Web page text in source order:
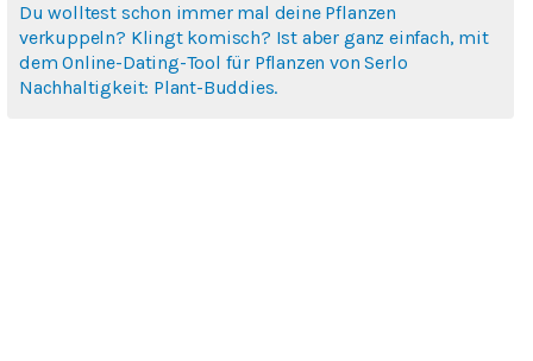
Du wolltest schon immer mal deine Pflanzen
verkuppeln? Klingt komisch? Ist aber ganz einfach, mit
dem Online-Dating-Tool für Pflanzen von Serlo
Nachhaltigkeit: Plant-Buddies.